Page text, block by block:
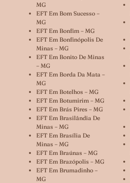
MG
EFT Em Bom Sucesso –
MG
EFT Em Bonfim – MG
EFT Em Bonfinópolis De
Minas – MG
EFT Em Bonito De Minas
– MG
EFT Em Borda Da Mata –
MG
EFT Em Botelhos – MG
EFT Em Botumirim – MG
EFT Em Brás Pires – MG
EFT Em Brasilândia De
Minas – MG
EFT Em Brasília De
Minas – MG
EFT Em Braúnas – MG
EFT Em Brazópolis – MG
EFT Em Brumadinho –
MG